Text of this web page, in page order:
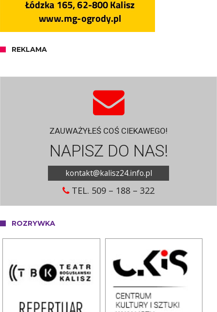
REKLAMA
ZAUWAŻYŁEŚ COŚ CIEKAWEGO!
NAPISZ DO NAS!
kontakt@kalisz24.info.pl
TEL. 509 – 188 – 322
ROZRYWKA